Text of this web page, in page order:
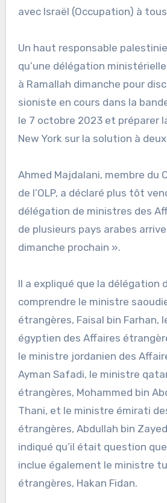
avec Israël (Occupation) à
Un haut responsable
qu’une délégation
à Ramallah dimanche pour
sioniste en cours dans la
le 7 octobre 2023 et préparer
New York sur la solution à
Ahmed Majdalani, membre du
de l’OLP, a déclaré plus tôt
délégation de ministres des
de plusieurs pays arabes
dimanche prochain ».
Il a expliqué que la délégation
comprendre le ministre
étrangères, Faisal bin Farhan,
égyptien des Affaires
le ministre jordanien des
Ayman Safadi, le ministre
étrangères, Mohammed bin
Thani, et le ministre émirati
étrangères, Abdullah bin
indiqué qu’il était question
inclue également le ministre
étrangères, Hakan Fidan.